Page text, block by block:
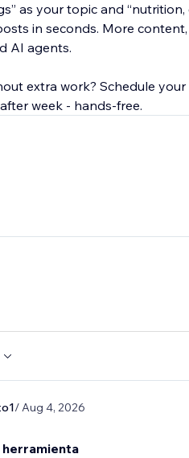
as your topic and
in seconds. More
AI agents.
extra work? Schedule
week - hands-free.
/ Aug 4, 2026
herramienta